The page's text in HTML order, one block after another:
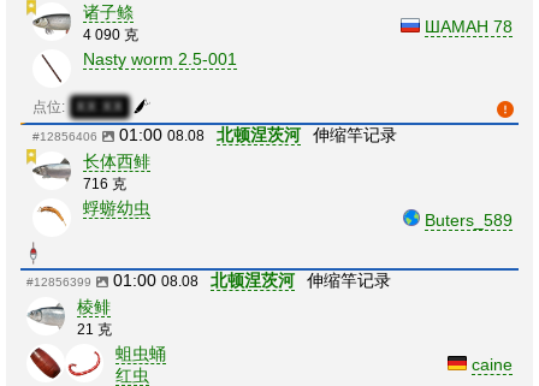
诸子鲦
4 090 克
Nasty worm 2.5-001
ШАМАН 78
点位: XX:XX
#12856406 01:00 08.08 北顿涅茨河
伸缩竿记录
长体西鲱
716 克
蜉蝣幼虫
Buters_589
#12856399 01:00 08.08 北顿涅茨河
伸缩竿记录
棱鲱
21 克
蛆虫蛹
红虫
caine